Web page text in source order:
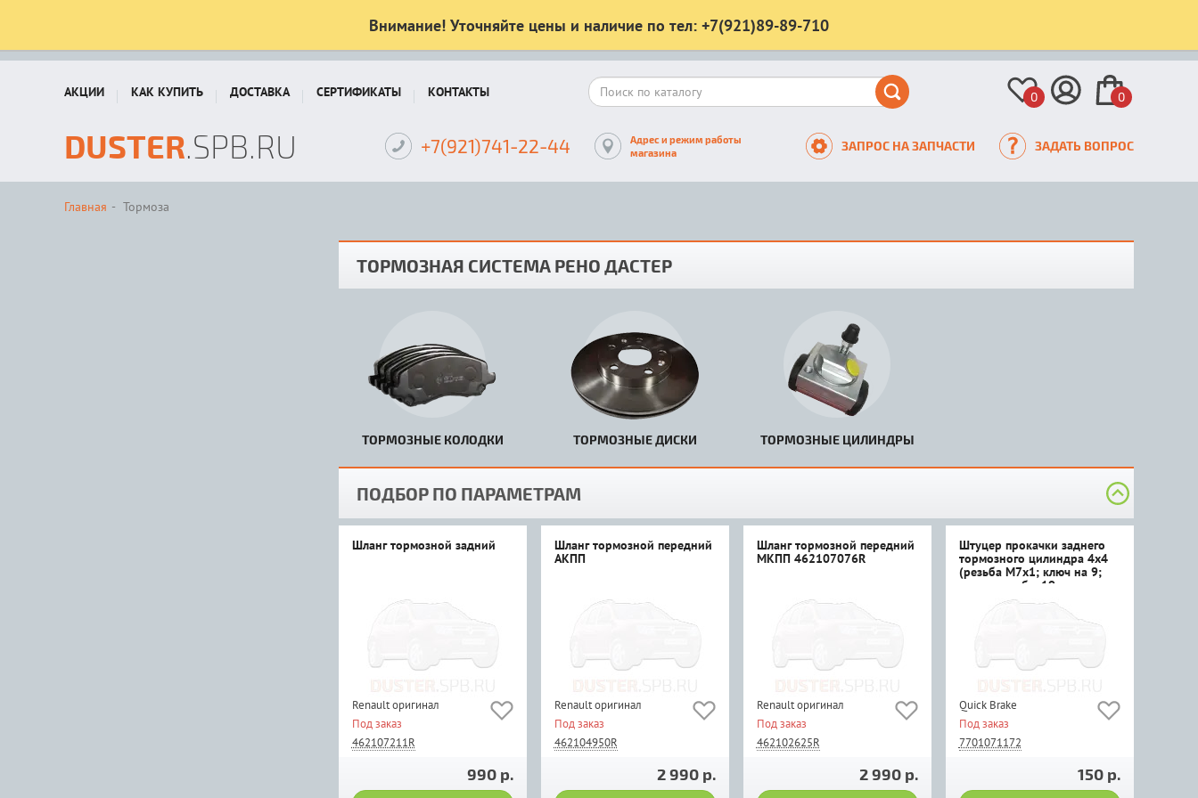
Внимание! Уточняйте цены и наличие по тел: +7(921)89-89-710
АКЦИИ КАК КУПИТЬ ДОСТАВКА СЕРТИФИКАТЫ КОНТАКТЫ 0 0
DUSTER.SPB.RU +7(921)741-22-44
Адрес и режим работы
магазина
ЗАПРОС НА ЗАПЧАСТИ ЗАДАТЬ ВОПРОС
Главная Тормоза
ТОРМОЗНАЯ СИСТЕМА РЕНО ДАСТЕР
ТОРМОЗНЫЕ КОЛОДКИ ТОРМОЗНЫЕ ДИСКИ ТОРМОЗНЫЕ ЦИЛИНДРЫ
ПОДБОР ПО ПАРАМЕТРАМ
Шланг тормозной задний
Renault оригинал
Под заказ
462107211R
990 р.
Шланг тормозной передний
АКПП
Renault оригинал
Под заказ
462104950R
2 990 р.
Шланг тормозной передний
МКПП 462107076R
Renault оригинал
Под заказ
462102625R
2 990 р.
Штуцер прокачки заднего
тормозного цилиндра 4х4
(резьба М7х1; ключ на 9;
длина резьбы 19; длина
штуцера 33)
Quick Brake
Под заказ
7701071172
150 р.